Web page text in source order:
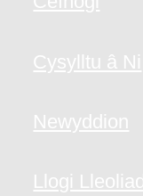
Cysylltu â Ni
Newyddion
Llogi Lleoliad